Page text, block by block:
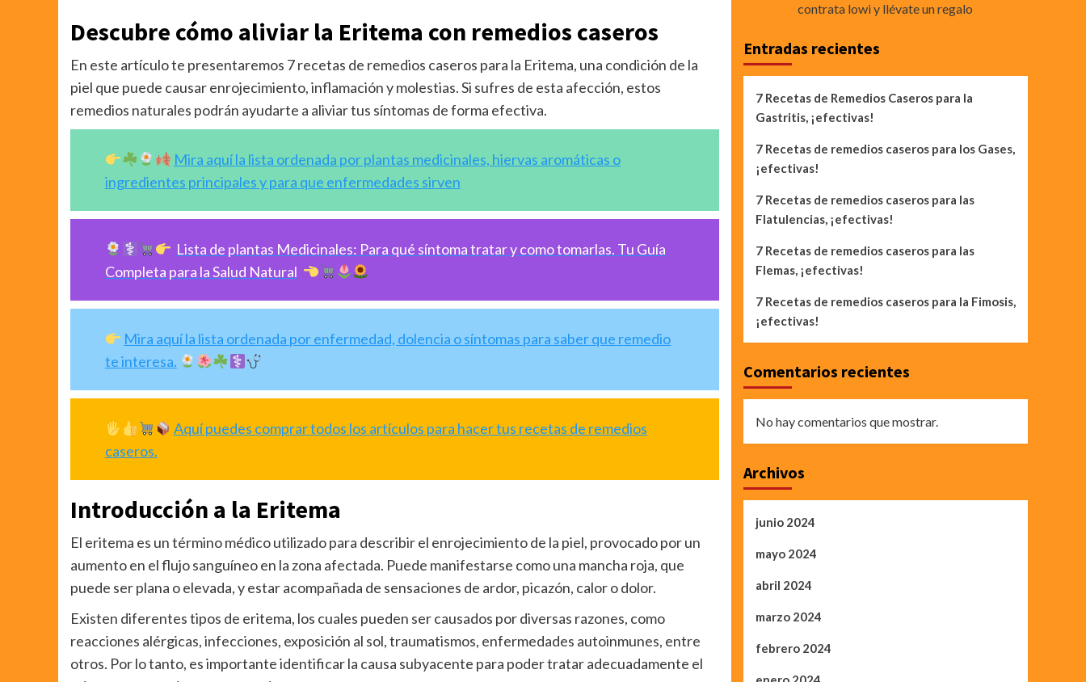
Descubre cómo aliviar la Eritema con remedios caseros
En este artículo te presentaremos 7 recetas de remedios caseros para la Eritema, una condición de la
piel que puede causar enrojecimiento, inflamación y molestias. Si sufres de esta afección, estos
remedios naturales podrán ayudarte a aliviar tus síntomas de forma efectiva.
Mira aquí la lista ordenada por plantas medicinales, hiervas aromáticas o
ingredientes principales y para que enfermedades sirven
Lista de plantas Medicinales: Para qué síntoma tratar y como tomarlas. Tu Guía
Completa para la Salud Natural
Mira aquí la lista ordenada por enfermedad, dolencia o síntomas para saber que remedio
te interesa.
Aquí puedes comprar todos los artículos para hacer tus recetas de remedios
caseros.
Introducción a la Eritema
El eritema es un término médico utilizado para describir el enrojecimiento de la piel, provocado por un
aumento en el flujo sanguíneo en la zona afectada. Puede manifestarse como una mancha roja, que
puede ser plana o elevada, y estar acompañada de sensaciones de ardor, picazón, calor o dolor.
Existen diferentes tipos de eritema, los cuales pueden ser causados por diversas razones, como
reacciones alérgicas, infecciones, exposición al sol, traumatismos, enfermedades autoinmunes, entre
otros. Por lo tanto, es importante identificar la causa subyacente para poder tratar adecuadamente el
contrata lowi y llévate un regalo
Entradas recientes
7 Recetas de Remedios Caseros para la
Gastritis, ¡efectivas!
7 Recetas de remedios caseros para los Gases,
¡efectivas!
7 Recetas de remedios caseros para las
Flatulencias, ¡efectivas!
7 Recetas de remedios caseros para las
Flemas, ¡efectivas!
7 Recetas de remedios caseros para la Fimosis,
¡efectivas!
Comentarios recientes
No hay comentarios que mostrar.
Archivos
junio 2024
mayo 2024
abril 2024
marzo 2024
febrero 2024